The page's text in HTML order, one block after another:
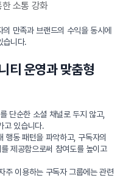
소통 강화
만족과 브랜드의 수익을 동시에
습니다.
티 운영과 맞춤형
단순한 소셜 채널로 두지 않고,
고 있습니다.
행동 패턴을 파악하고, 구독자의
제공함으로써 참여도를 높이고
주 이용하는 구독자 그룹에는 관련